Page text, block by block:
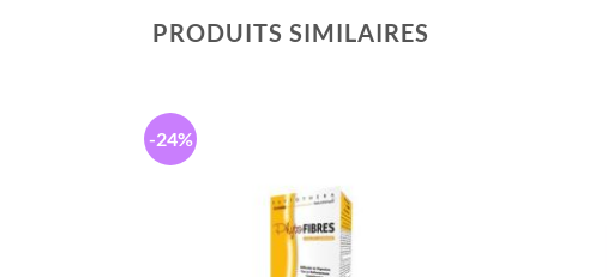
PRODUITS SIMILAIRES
-24%